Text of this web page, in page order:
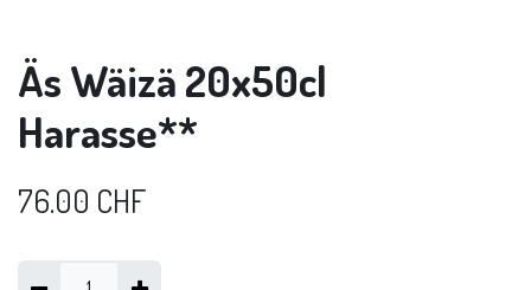
Äs Wäizä 20x50cl
Harasse**
76.00 CHF